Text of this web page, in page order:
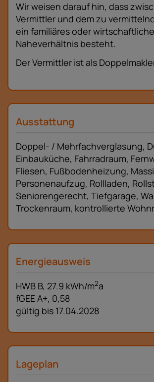
Wir weisen darauf hin, dass
Vermittler und dem zu
ein familiäres oder
Naheverhältnis besteht.
Der Vermittler ist als
Ausstattung
Doppel- / Mehrfachverglasung
Einbauküche Fahrradraum
Fliesen Fußbodenheizung
Personenaufzug Rollladen
Seniorengerecht Tiefgarage
Trockenraum kontrollierte
Energieausweis
HWB B, 27.9 kWh/m2a
fGEEA+, 0,58
gültig bis 17.04.2028
Lageplan